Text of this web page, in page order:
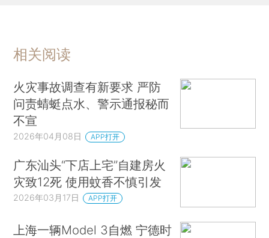
相关阅读
火灾事故调查有新要求 严防
问责蜻蜓点水、警示通报秘而
不宣
2026年04月08日 APP打开
广东汕头“下店上宅”自建房火
灾致12死 使用蚊香不慎引发
2026年03月17日 APP打开
上海一辆Model 3自燃 宁德时